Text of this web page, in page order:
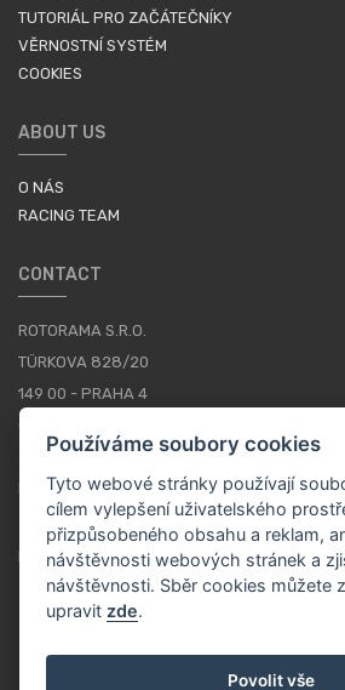
TUTORIÁL PRO ZAČÁTEČNÍKY
VĚRNOSTNÍ SYSTÉM
COOKIES
ABOUT US
O NÁS
RACING TEAM
CONTACT
ROTORAMA S.R.O.
TÜRKOVA 828/20
149 00 - PRAHA 4
+420 252 252 098
PROVOZNÍ DOBA: PONDĚLÍ - PÁTEK, 10-16
KONTAKTY
Používáme soubory cookies
Tyto webové stránky používají
cílem vylepšení uživatelského
přizpůsobeného obsahu a reklam,
návštěvnosti webových stránek a
návštěvnosti. Sběr cookies můžete
upravit zde.
Povolit vše